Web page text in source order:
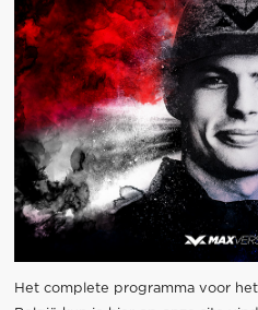
Het complete programma voor